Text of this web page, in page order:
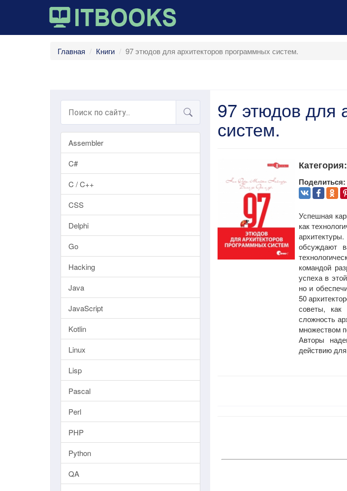
Главная Книги 97 этюдов для архитекторов программных систем.
Assembler
C#
C / C++
CSS
Delphi
Go
Hacking
Java
JavaScript
Kotlin
Linux
Lisp
Pascal
Perl
PHP
Python
QA
97 этюдов для
систем.
Категория:
Поделиться:
Успешная
как
обсуждают
командой
успеха в
но и
50
советы, как
сложность
множеством
Авторы
действию